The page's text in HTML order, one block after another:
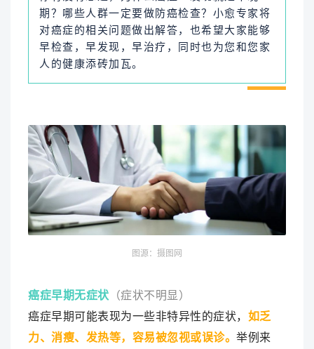
期？哪些人群一定要做防癌检查？小愈专家将
对癌症的相关问题做出解答，也希望大家能够
早检查，早发现，早治疗，同时也为您和您家
人的健康添砖加瓦。
图源：摄图网
癌症早期无症状 （症状不明显）
癌症早期可能表现为一些非特异性的症状， 如乏
力、消瘦、发热等，容易被忽视或误诊。 举例来